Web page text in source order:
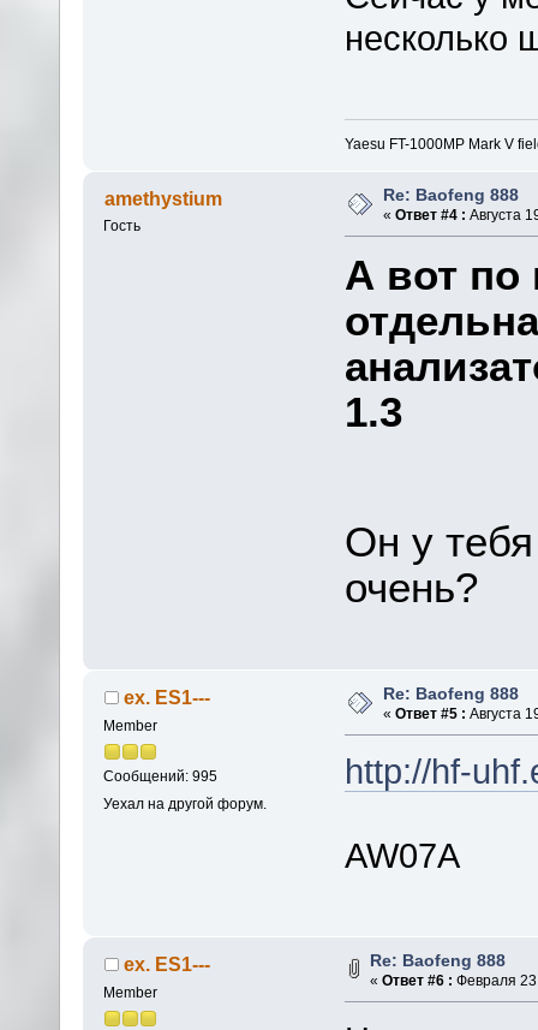
несколько
Yaesu FT-1000MP Mark V
amethystium
Гость
Re: Baofeng 888
«Ответ #4 : Августа
А вот по
1.3
Он у
очень?
ex. ES1---
Member
Сообщений: 995
Уехал на другой форум.
Re: Baofeng 888
«Ответ #5 : Августа
http://hf-
AW07A
ex. ES1---
Member
Re: Baofeng 888
«Ответ #6 : Февраля